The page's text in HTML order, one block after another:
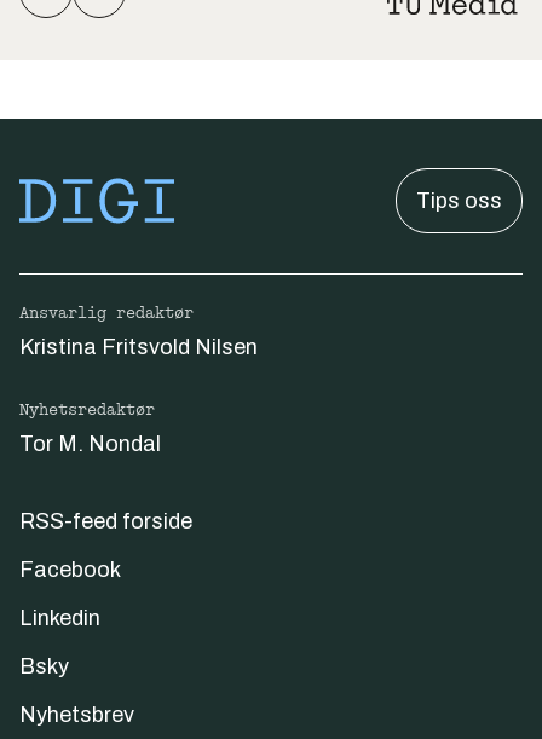
Tips oss
Ansvarlig redaktør
Kristina Fritsvold Nilsen
Nyhetsredaktør
Tor M. Nondal
RSS-feed forside
Facebook
Linkedin
Bsky
Nyhetsbrev